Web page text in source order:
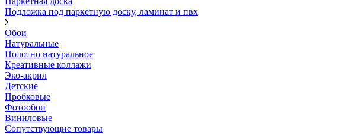
Подложка под паркетную доску, ламинат и пвх
Обои
Натуральные
Полотно натуральное
Креативные коллажи
Эко-акрил
Детские
Пробковые
Фотообои
Виниловые
Сопутствующие товары